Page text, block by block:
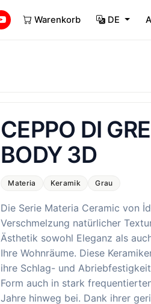
Warenkorb DE
CEPPO DI
BODY 3D
Materia Keramik Grau
Die Serie Materia Ceramic von
Verschmelzung natürlicher
Ästhetik sowohl Eleganz als
Ihre Wohnräume. Diese
ihre Schlag- und
Form auch in stark
Jahre hinweg bei. Dank ihrer